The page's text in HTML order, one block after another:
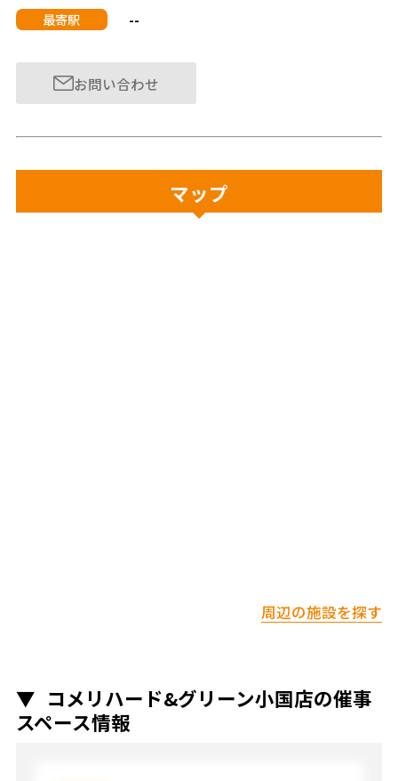
最寄駅 --
お問い合わせ
マップ
周辺の施設を探す
コメリハード&グリーン小国店の催事
スペース情報